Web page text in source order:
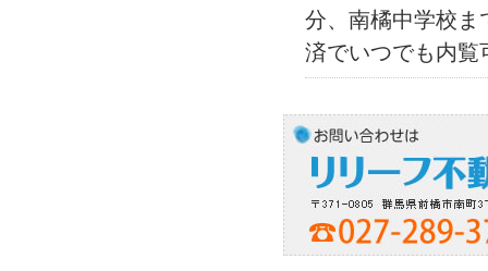
分、南橘中学校ま
済でいつでも内覧
万円！2面バルコ
ズホームまで約
にお問い合わせく
2025-11-30 前橋